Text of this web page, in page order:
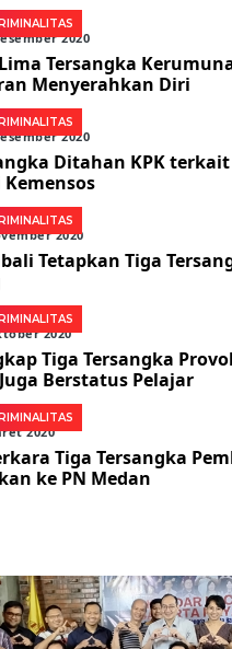
2020
Tersangka
Menyerahkan Diri
2020
Ditahan KPK
Kemensos
2020
Tetapkan Tiga
2020
Tiga Tersangka
Berstatus Pelajar
2020
Tiga Tersangka
ke PN Medan